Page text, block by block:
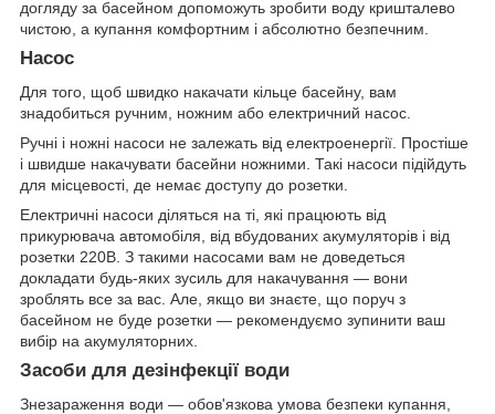
догляду за басейном допоможуть зробити воду кришталево
чистою, а купання комфортним і абсолютно безпечним.
Насос
Для того, щоб швидко накачати кільце басейну, вам
знадобиться ручним, ножним або електричний насос.
Ручні і ножні насоси не залежать від електроенергії. Простіше
і швидше накачувати басейни ножними. Такі насоси підійдуть
для місцевості, де немає доступу до розетки.
Електричні насоси діляться на ті, які працюють від
прикурювача автомобіля, від вбудованих акумуляторів і від
розетки 220В. З такими насосами вам не доведеться
докладати будь-яких зусиль для накачування — вони
зроблять все за вас. Але, якщо ви знаєте, що поруч з
басейном не буде розетки — рекомендуємо зупинити ваш
вибір на акумуляторних.
Засоби для дезінфекції води
Знезараження води — обов'язкова умова безпеки купання,